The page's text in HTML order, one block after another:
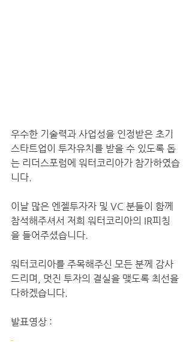
우수한 기술력과 사업성을 인정받은 초기
스타트업이 투자유치를 받을 수 있도록 돕
는 리더스포럼에 워터코리아가 참가하였습
니다.
이날 많은 엔젤투자자 및 VC 분들이 함께
참석해주셔서 저희 워터코리아의 IR피칭
을 들어주셨습니다.
워터코리아를 주목해주신 모든 분께 감사
드리며, 멋진 투자의 결실을 맺도록 최선을
다하겠습니다.
발표영상 :